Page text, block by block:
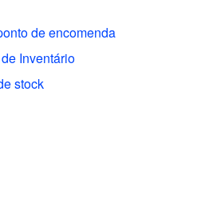
de encomenda
Inventário
stock